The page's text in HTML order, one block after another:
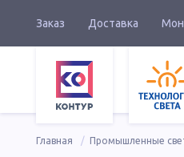
Заказ Доставка
Главная Промышленные